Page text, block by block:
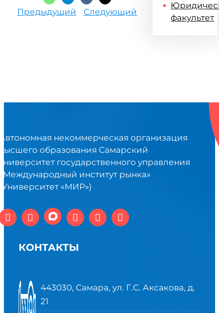
Предыдущий Следующий
факультет
некоммерческая организация
образования Самарский
государственного управления
институт рынка»
«МИР»)
КОНТАКТЫ
443030, Самара, ул. Г.С. Аксакова, д.
21